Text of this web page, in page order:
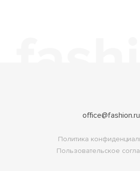
office@fashion.ru
Политика
Пользовательское